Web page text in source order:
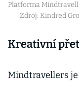
Platforma
Zdroj: Kindred
Kreativní
Mindtravellers